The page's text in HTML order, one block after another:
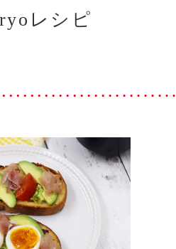
レシピ